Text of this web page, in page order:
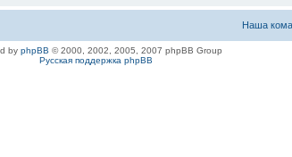
Наша
by phpBB © 2000, 2002, 2005, 2007 phpBB Group
Русская поддержка phpBB